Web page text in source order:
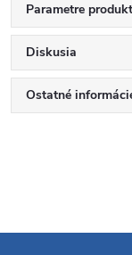
Parametre
Diskusia
Ostatné